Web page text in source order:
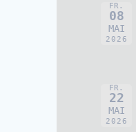
FR.
08
MAI
2026
FR.
22
MAI
2026